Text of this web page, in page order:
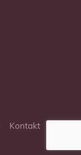
Kontakt